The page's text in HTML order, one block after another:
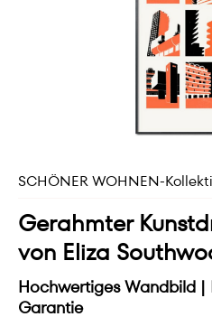
SCHÖNER WOHNEN-
Gerahmter
von Eliza
Hochwertiges Wandbild |
Garantie